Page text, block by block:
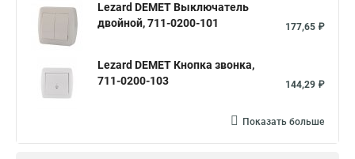
Lezard DEMET Выключатель
двойной, 711-0200-101
177,65 ₽
Lezard DEMET Кнопка звонка,
711-0200-103
144,29 ₽
Показать больше